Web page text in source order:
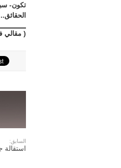
تكون-
( مقالي
السابق:
استقالة